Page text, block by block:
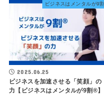
ビジネスはメンタルが9割
2025.06.25
ビジネスを加速させる「笑顔」の
力【ビジネスはメンタルが9割®️】